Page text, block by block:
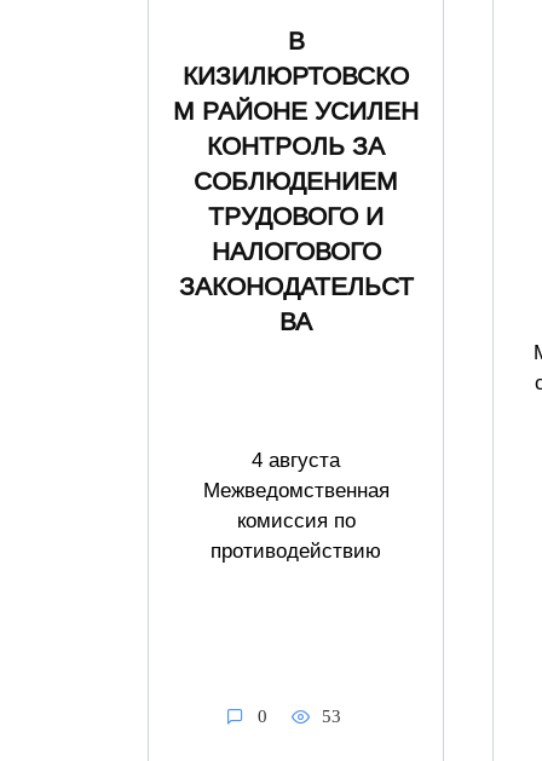
В
КИЗИЛЮРТОВСКО
М РАЙОНЕ УСИЛЕН
КОНТРОЛЬ ЗА
СОБЛЮДЕНИЕМ
ТРУДОВОГО И
НАЛОГОВОГО
ЗАКОНОДАТЕЛЬСТ
ВА
4 августа
Межведомственная
комиссия по
противодействию
0 53